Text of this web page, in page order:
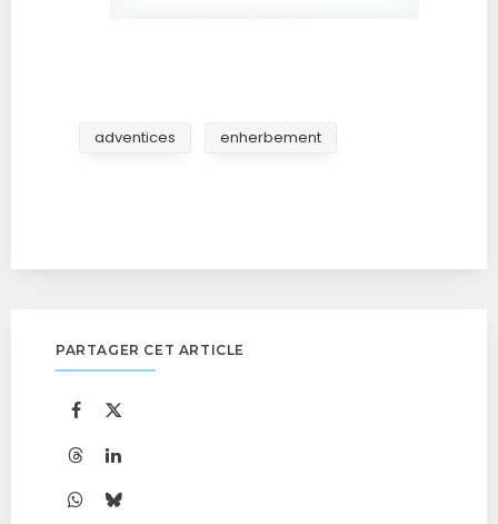
adventices enherbement
PARTAGER CET ARTICLE